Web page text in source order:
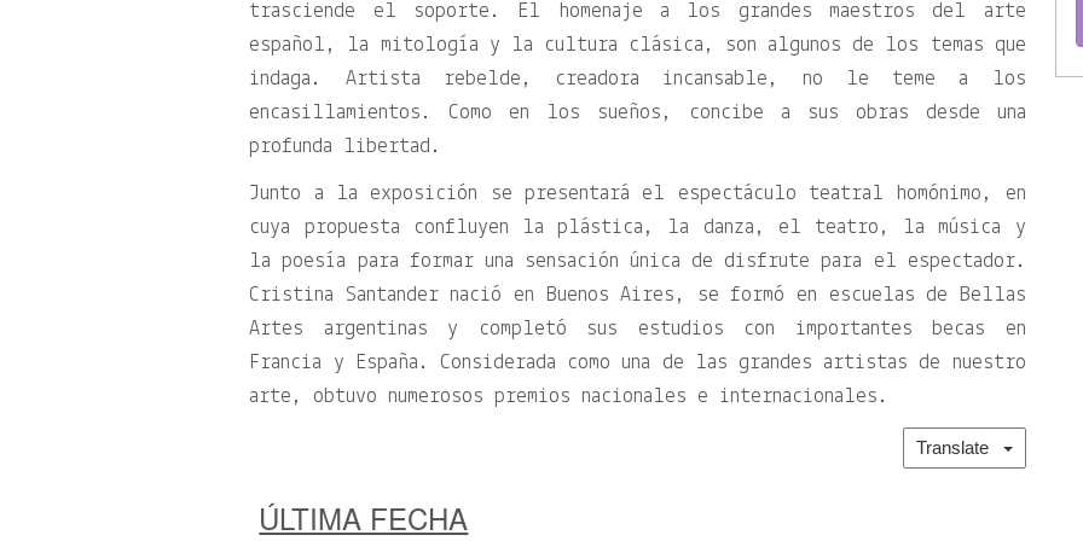
trasciende el soporte. El homenaje a los grandes maestros del arte
español, la mitología y la cultura clásica, son algunos de los temas que
indaga. Artista rebelde, creadora incansable, no le teme a los
encasillamientos. Como en los sueños, concibe a sus obras desde una
profunda libertad.
Junto a la exposición se presentará el espectáculo teatral homónimo, en
cuya propuesta confluyen la plástica, la danza, el teatro, la música y
la poesía para formar una sensación única de disfrute para el espectador.
Cristina Santander nació en Buenos Aires, se formó en escuelas de Bellas
Artes argentinas y completó sus estudios con importantes becas en
Francia y España. Considerada como una de las grandes artistas de nuestro
arte, obtuvo numerosos premios nacionales e internacionales.
Translate
ÚLTIMA FECHA